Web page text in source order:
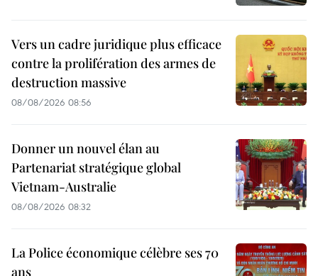
Vers un cadre juridique plus efficace
contre la prolifération des armes de
destruction massive
08/08/2026 08:56
Donner un nouvel élan au
Partenariat stratégique global
Vietnam-Australie
08/08/2026 08:32
La Police économique célèbre ses 70
ans